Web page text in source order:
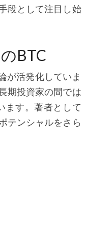
段として注目し始
BTC
が活発化していま
期投資家の間では
ます。著者として
テンシャルをさら